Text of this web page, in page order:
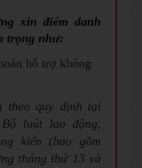
xin điểm danh
trọng như:
hỗ trợ không
theo quy định tại
luật lao động,
kiến (bao gồm
tháng thứ 13 và